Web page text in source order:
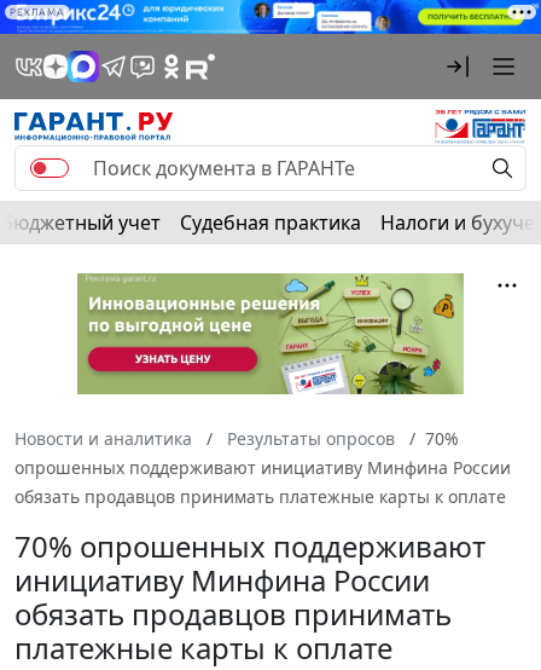
РЕКЛАМА
Бюджетный учет Судебная практика Налоги и
Новости и аналитика Результаты опросов
70%
опрошенных поддерживают инициативу Минфина России
обязать продавцов принимать платежные карты к оплате
70% опрошенных поддерживают
инициативу Минфина России
обязать продавцов принимать
платежные карты к оплате